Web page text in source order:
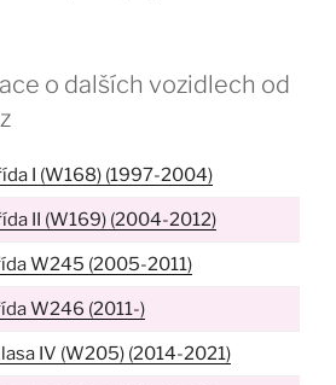
o dalších vozidlech od
I (W168) (1997-2004)
II (W169) (2004-2012)
W245 (2005-2011)
W246 (2011-)
IV (W205) (2014-2021)